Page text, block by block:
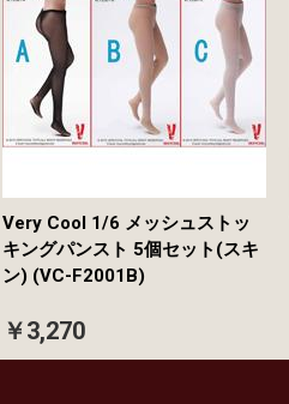
Very Cool 1/6 メッシュストッ
キングパンスト 5個セット(スキ
ン) (VC-F2001B)
￥3,270